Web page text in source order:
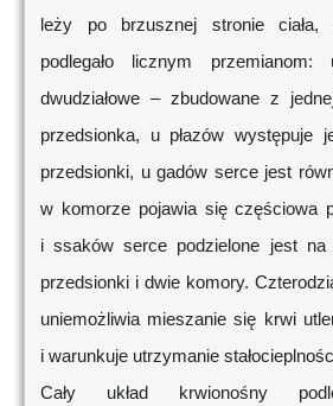
leży po brzusznej stronie
podlegało licznym
dwudziałowe – zbudowane z
przedsionka, u płazów występuje
przedsionki, u gadów serce jest
w komorze pojawia się częściowa
i ssaków serce podzielone jest
przedsionki i dwie komory.
uniemożliwia mieszanie się krwi
i warunkuje utrzymanie
Cały układ krwionośny